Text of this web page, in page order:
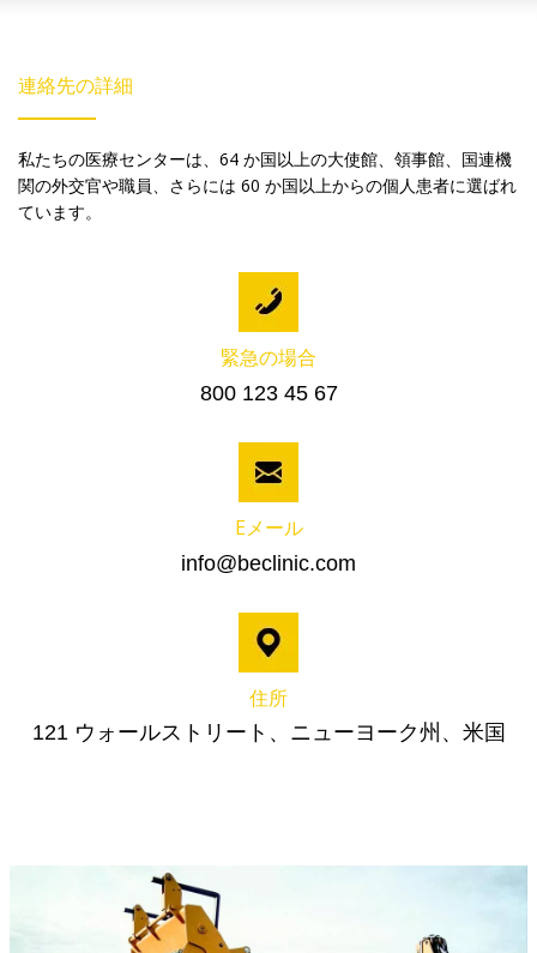
連絡先の詳細
私たちの医療センターは、64 か国以上の大使館、領事館、国連機
関の外交官や職員、さらには 60 か国以上からの個人患者に選ばれ
ています。
緊急の場合
800 123 45 67
Eメール
info@beclinic.com
住所
121 ウォールストリート、ニューヨーク州、米国